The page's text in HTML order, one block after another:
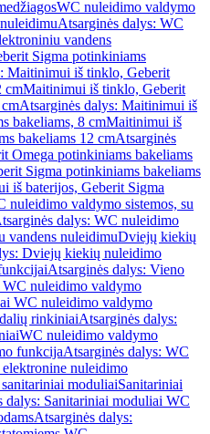
WC nuleidimo valdymo
Atsarginės dalys: WC
vandens
Sigma potinkiniams
Maitinimui iš tinklo, Geberit
cmMaitinimui iš tinklo, Geberit
Atsarginės dalys: Maitinimui iš
bakeliams, 8 cmMaitinimui iš
bakeliams 12 cmAtsarginės
Omega potinkiniams bakeliams
Sigma potinkiniams bakeliams
iš baterijos, Geberit Sigma
nuleidimo valdymo sistemos, su
dalys: WC nuleidimo
vandens nuleidimuDviejų kiekių
Dviejų kiekių nuleidimo
Atsarginės dalys: Vieno
WC nuleidimo valdymo
WC nuleidimo valdymo
rinkiniaiAtsarginės dalys:
WC nuleidimo valdymo
funkcijaAtsarginės dalys: WC
nuleidimo
moduliaiSanitariniai
dalys: Sanitariniai moduliai WC
Atsarginės dalys: